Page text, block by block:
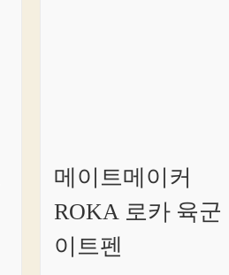
메이트메이커
ROKA 로카 육군
이트펜